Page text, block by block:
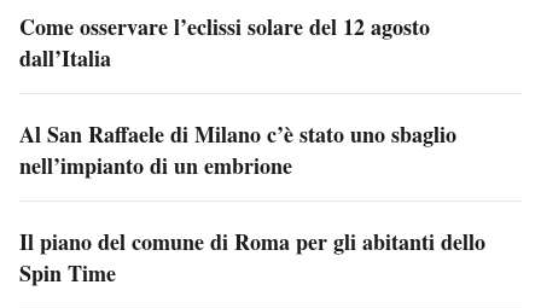
Come osservare l’eclissi solare del 12 agosto
dall’Italia
Al San Raffaele di Milano c’è stato uno sbaglio
nell’impianto di un embrione
Il piano del comune di Roma per gli abitanti dello
Spin Time